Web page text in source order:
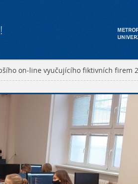
on-line vyučujícího fiktivních firem